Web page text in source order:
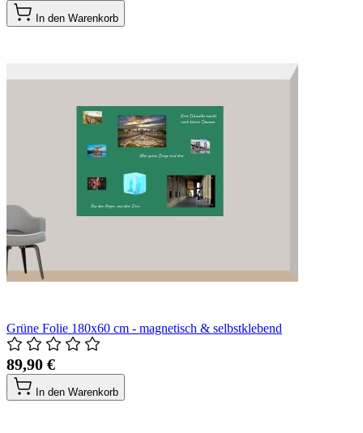
In den Warenkorb
Grüne Folie 180x60 cm - magnetisch & selbstklebend
89,90 €
In den Warenkorb